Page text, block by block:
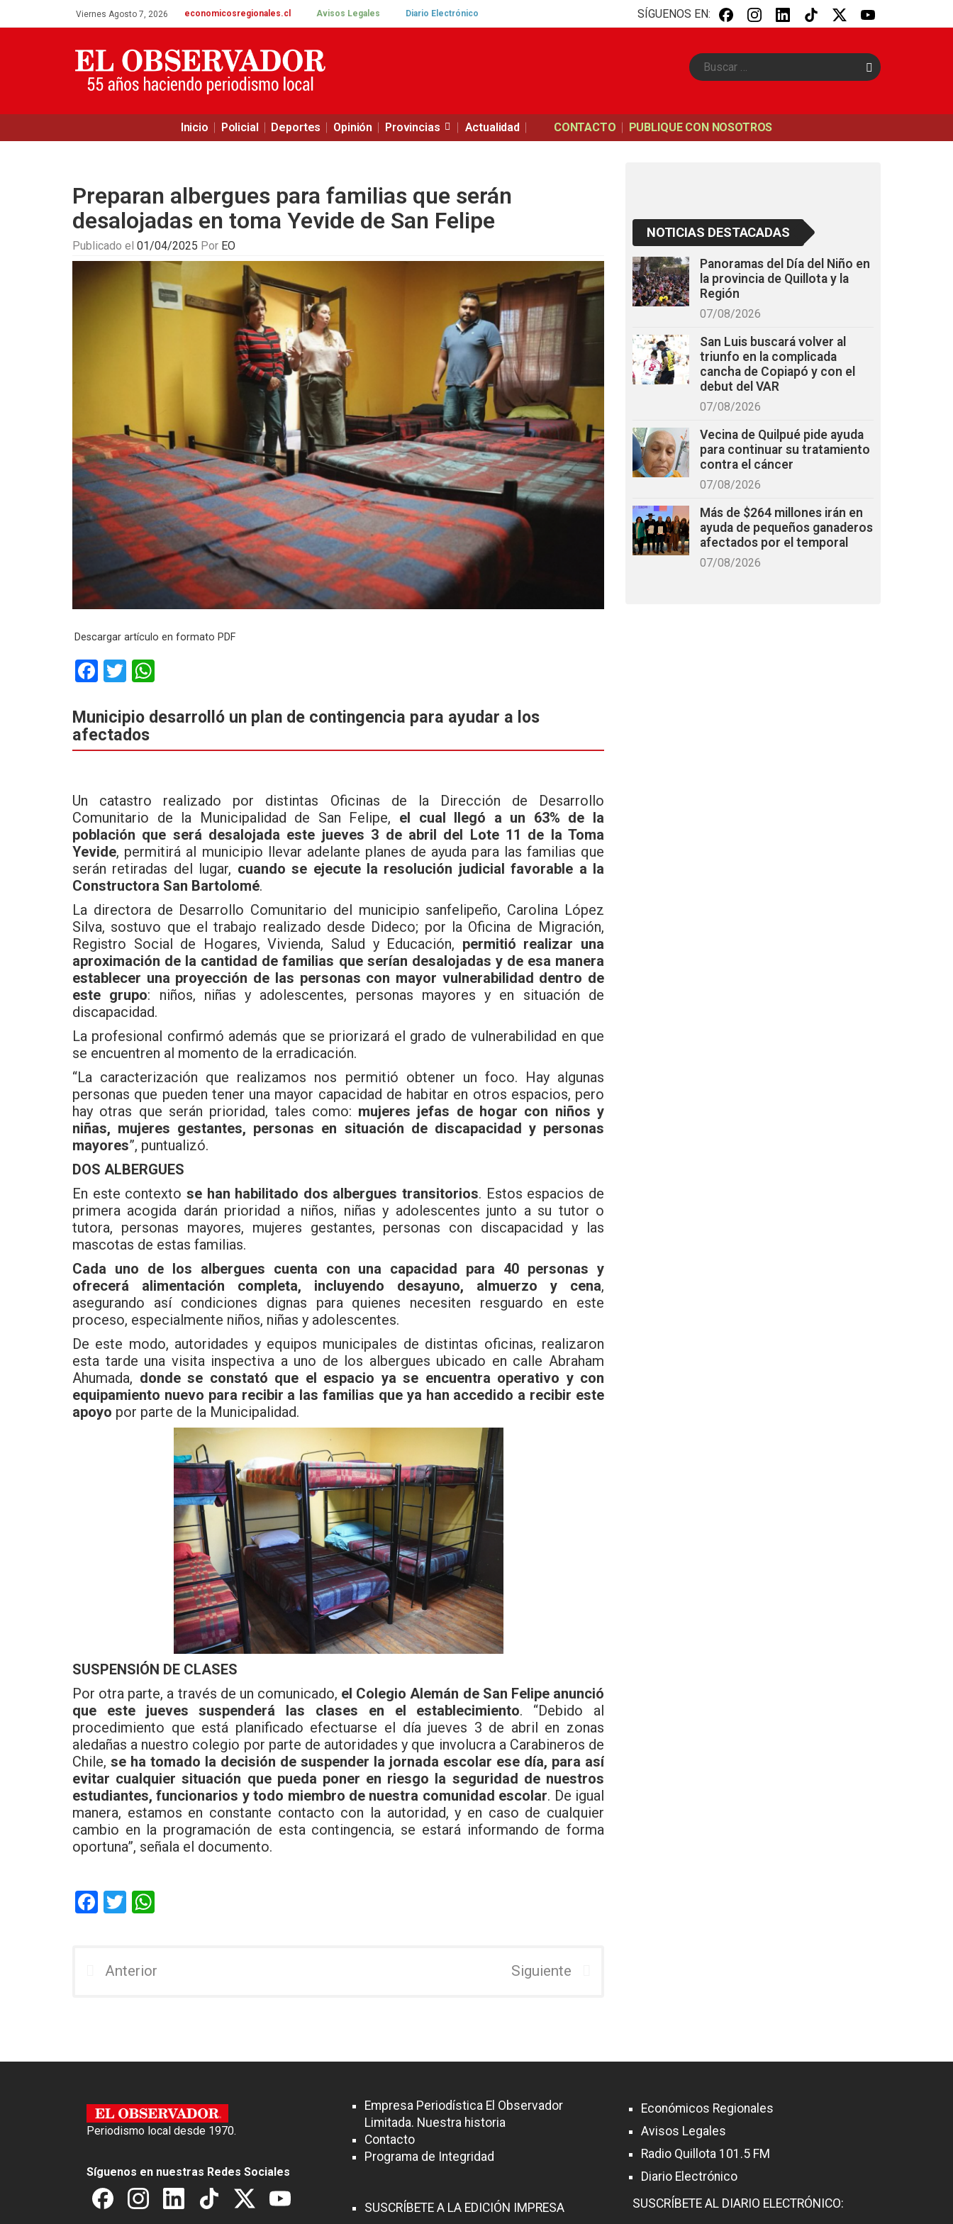
Viernes Agosto 7, 2026 economicosregionales.cl Avisos Legales Diario Electrónico SÍGUENOS EN:
B
u
Inicio Policial Deportes Opinión Provincias Actualidad CONTACTO PUBLIQUE CON NOSOTROS
Preparan albergues para familias que serán
desalojadas en toma Yevide de San Felipe
Publicado el 01/04/2025 Por EO
Descargar artículo en formato PDF
F
ce
b
k
T
tt
er
at
p
Municipio desarrolló un plan de contingencia para ayudar a los
afectados
Un catastro realizado por distintas Oficinas de la Dirección de Desarrollo
Comunitario de la Municipalidad de San Felipe, el cual llegó a un 63% de la
población que será desalojada este jueves 3 de abril del Lote 11 de la Toma
Yevide, permitirá al municipio llevar adelante planes de ayuda para las familias que
serán retiradas del lugar, cuando se ejecute la resolución judicial favorable a la
Constructora San Bartolomé.
La directora de Desarrollo Comunitario del municipio sanfelipeño, Carolina López
Silva, sostuvo que el trabajo realizado desde Dideco; por la Oficina de Migración,
Registro Social de Hogares, Vivienda, Salud y Educación, permitió realizar una
aproximación de la cantidad de familias que serían desalojadas y de esa manera
establecer una proyección de las personas con mayor vulnerabilidad dentro de
este grupo: niños, niñas y adolescentes, personas mayores y en situación de
discapacidad.
La profesional confirmó además que se priorizará el grado de vulnerabilidad en que
se encuentren al momento de la erradicación.
“La caracterización que realizamos nos permitió obtener un foco. Hay algunas
personas que pueden tener una mayor capacidad de habitar en otros espacios, pero
hay otras que serán prioridad, tales como: mujeres jefas de hogar con niños y
niñas, mujeres gestantes, personas en situación de discapacidad y personas
mayores”, puntualizó.
DOS ALBERGUES
En este contexto se han habilitado dos albergues transitorios. Estos espacios de
primera acogida darán prioridad a niños, niñas y adolescentes junto a su tutor o
tutora, personas mayores, mujeres gestantes, personas con discapacidad y las
mascotas de estas familias.
Cada uno de los albergues cuenta con una capacidad para 40 personas y
ofrecerá alimentación completa, incluyendo desayuno, almuerzo y cena,
asegurando así condiciones dignas para quienes necesiten resguardo en este
proceso, especialmente niños, niñas y adolescentes.
De este modo, autoridades y equipos municipales de distintas oficinas, realizaron
esta tarde una visita inspectiva a uno de los albergues ubicado en calle Abraham
Ahumada, donde se constató que el espacio ya se encuentra operativo y con
equipamiento nuevo para recibir a las familias que ya han accedido a recibir este
apoyo por parte de la Municipalidad.
SUSPENSIÓN DE CLASES
Por otra parte, a través de un comunicado, el Colegio Alemán de San Felipe anunció
que este jueves suspenderá las clases en el establecimiento. “Debido al
procedimiento que está planificado efectuarse el día jueves 3 de abril en zonas
aledañas a nuestro colegio por parte de autoridades y que involucra a Carabineros de
Chile, se ha tomado la decisión de suspender la jornada escolar ese día, para así
evitar cualquier situación que pueda poner en riesgo la seguridad de nuestros
estudiantes, funcionarios y todo miembro de nuestra comunidad escolar. De igual
manera, estamos en constante contacto con la autoridad, y en caso de cualquier
cambio en la programación de esta contingencia, se estará informando de forma
oportuna”, señala el documento.
F
b
T
er s
Anterior Siguiente
NOTICIAS DESTACADAS
Panoramas del Día del Niño en
la provincia de Quillota y la
Región
07/08/2026
San Luis buscará volver al
triunfo en la complicada
cancha de Copiapó y con el
debut del VAR
07/08/2026
Vecina de Quilpué pide ayuda
para continuar su tratamiento
contra el cáncer
07/08/2026
Más de $264 millones irán en
ayuda de pequeños ganaderos
afectados por el temporal
07/08/2026
Periodismo local desde 1970.
Síguenos en nuestras Redes Sociales
Empresa Periodística El Observador
Limitada. Nuestra historia
Contacto
Programa de Integridad
SUSCRÍBETE A LA EDICIÓN IMPRESA
Económicos Regionales
Avisos Legales
Radio Quillota 101.5 FM
Diario Electrónico
SUSCRÍBETE AL DIARIO ELECTRÓNICO: